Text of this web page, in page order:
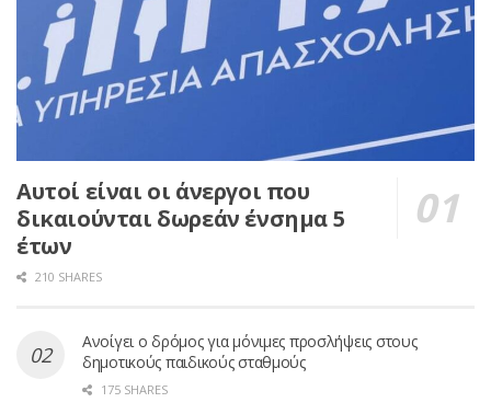
Αυτοί είναι οι άνεργοι που
δικαιούνται δωρεάν ένσημα 5
έτων
210 SHARES
Ανοίγει ο δρόμος για μόνιμες προσλήψεις στους
δημοτικούς παιδικούς σταθμούς
175 SHARES